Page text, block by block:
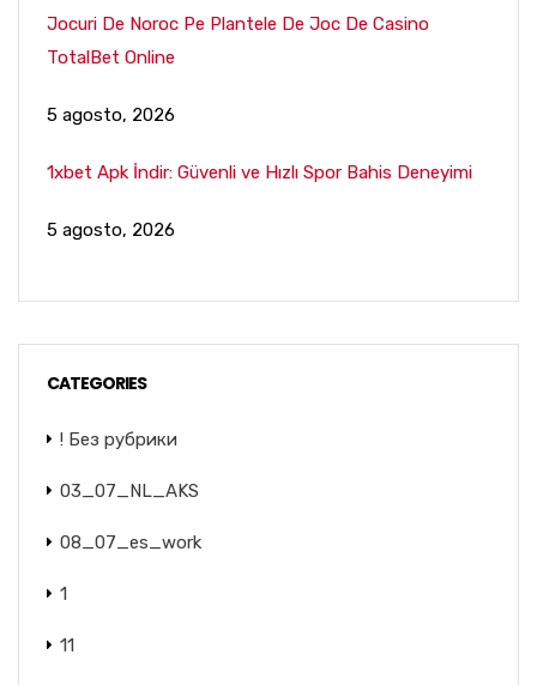
Jocuri De Noroc Pe Plantele De Joc De Casino
TotalBet Online
5 agosto, 2026
1xbet Apk İndir: Güvenli ve Hızlı Spor Bahis Deneyimi
5 agosto, 2026
CATEGORIES
! Без рубрики
03_07_NL_AKS
08_07_es_work
1
11